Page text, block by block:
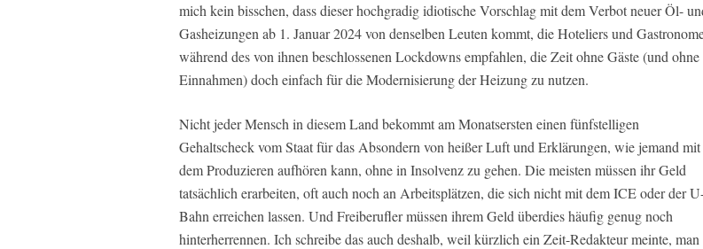
mich kein bisschen, dass dieser hochgradig idiotische Vorschlag mit dem Verbot neuer Öl-
Gasheizungen ab 1. Januar 2024 von denselben Leuten kommt, die Hoteliers und
während des von ihnen beschlossenen Lockdowns empfahlen, die Zeit ohne Gäste (und ohne
Einnahmen) doch einfach für die Modernisierung der Heizung zu nutzen.
Nicht jeder Mensch in diesem Land bekommt am Monatsersten einen fünfstelligen
Gehaltscheck vom Staat für das Absondern von heißer Luft und Erklärungen, wie jemand mit
dem Produzieren aufhören kann, ohne in Insolvenz zu gehen. Die meisten müssen ihr Geld
tatsächlich erarbeiten, oft auch noch an Arbeitsplätzen, die sich nicht mit dem ICE oder der
Bahn erreichen lassen. Und Freiberufler müssen ihrem Geld überdies häufig genug noch
hinterherrennen. Ich schreibe das auch deshalb, weil kürzlich ein Zeit-Redakteur meinte, man